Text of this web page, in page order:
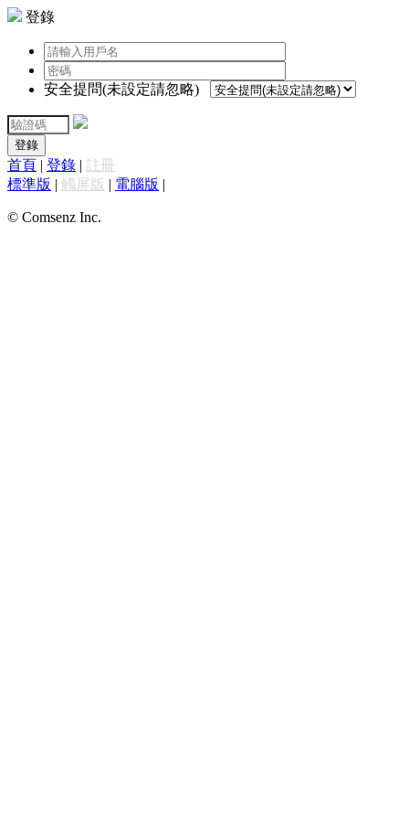
登錄
安全提問(未設定請忽略)
登錄
首頁 | 登錄 | 註冊
標準版 | 觸屏版 | 電腦版 |
© Comsenz Inc.